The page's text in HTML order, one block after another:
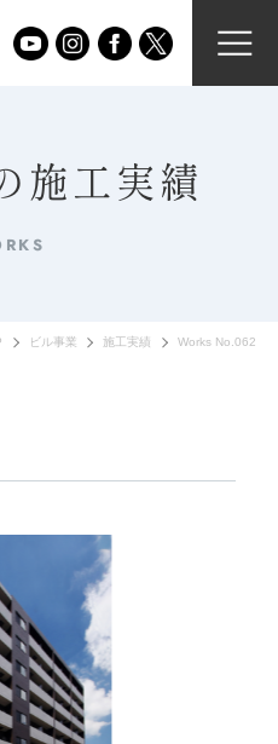
施工実績
ビル事業 施工実績 Works No.062